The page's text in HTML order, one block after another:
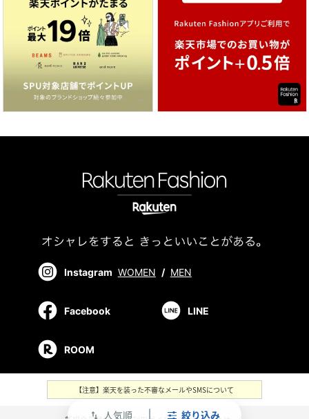
swap_vert 人気順 絞り込み
Instagram WOMEN / MEN
Facebook LINE
ROOM
【注意】楽天を装った不審なメールやSMSについて